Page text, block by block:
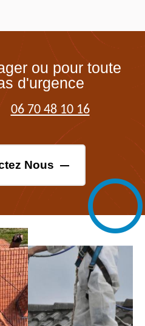
ou pour toute
d'urgence
06 70 48 10 16
Nous